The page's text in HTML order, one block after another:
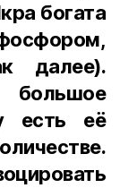
богата
далее).
есть её